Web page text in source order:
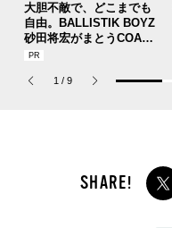
大胆不敵で、どこまでも
自由。BALLISTIK BOYZ
砂田将宏がまとうCOACH
の新作フレグランス「コ
パルファム」
1 / 9